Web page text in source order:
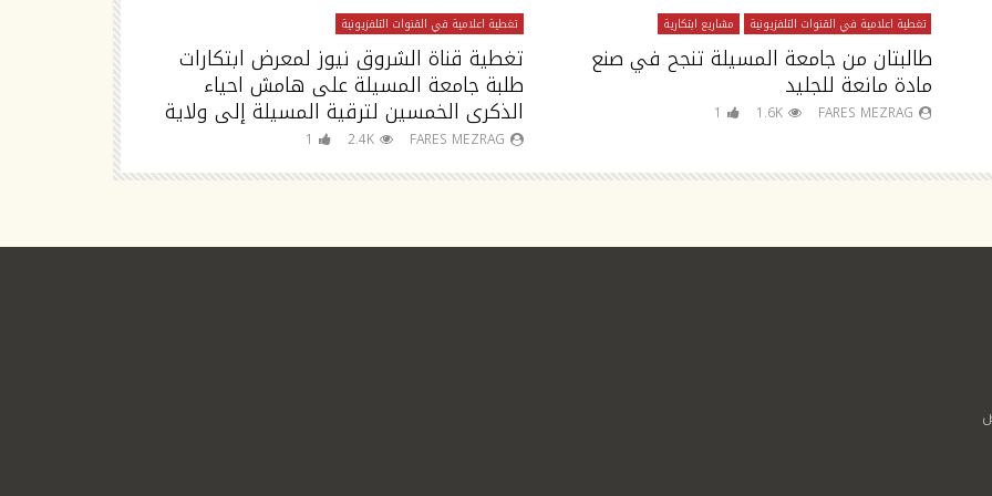
تغطية اعلامية في القنوات التلفزيونية
تغطية قناة الشروق نيوز لمعرض ابتكارات
طلبة جامعة المسيلة على هامش احياء
الذكرى الخمسين لترقية المسيلة إلى ولاية
FARES MEZRAG
2.4K
1
تغطية اعلامية في القنوات التلفزيونية مشاريع ابتكارية
طالبتان من جامعة المسيلة تنجح في صنع
مادة مانعة للجليد
FARES MEZRAG
1.6K
1